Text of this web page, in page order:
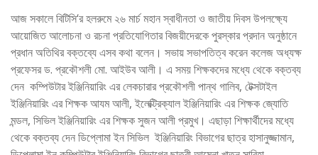
আজ সকালে বিটিসি‘র হলরুমে ২৬ মার্চ মহান স্বাধীনতা ও জাতীয় দিবস উপলক্ষ্যে
আয়োজিত আলোচনা ও রচনা প্রতিযোগিতার বিজয়ীদেরকে পুরস্কার প্রদান অনুষ্ঠানে
প্রধান অতিথির বক্তব্যে এসব কথা বলেন। সভায় সভাপতিত্ব করেন কলেজ অধ্যক্ষ
প্রফেসর ড. প্রকৌশলী মো. আইউব আলী। এ সময় শিক্ষকদের মধ্যে থেকে বক্তব্য
দেন কম্পিউটার ইঞ্জিনিয়ারিং এর লেকচারার প্রকৌশলী পান্থ গালিব, টেক্সটাইল
ইঞ্জিনিয়ারিং এর শিক্ষক আযম আলী, ইলেক্ট্রিক্যাল ইঞ্জিনিয়ারিং এর শিক্ষক জ্যোতি
মন্ডল, সিভিল ইঞ্জিনিয়ারিং এর শিক্ষক সুজন আলী প্রমুখ। এছাড়া শিক্ষার্থীদের মধ্যে
থেকে বক্তব্য দেন ডিপ্লোমা ইন সিভিল ইঞ্জিনিয়ারিং বিভাগের ছাত্র হাসানুজ্জামান,